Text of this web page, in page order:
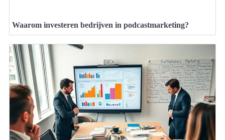
Waarom investeren bedrijven in podcastmarketing?